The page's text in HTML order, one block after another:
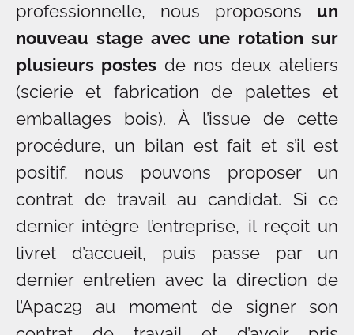
professionnelle, nous proposons un
nouveau stage avec une rotation sur
plusieurs postes de nos deux ateliers
(scierie et fabrication de palettes et
emballages bois). À l’issue de cette
procédure, un bilan est fait et s’il est
positif, nous pouvons proposer un
contrat de travail au candidat. Si ce
dernier intègre l’entreprise, il reçoit un
livret d’accueil, puis passe par un
dernier entretien avec la direction de
l’Apac29 au moment de signer son